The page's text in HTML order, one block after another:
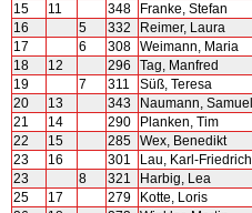
15
11 348 Franke, Stefan
16
5 332 Reimer, Laura
17
6 308 Weimann, Maria
18
12 296 Tag, Manfred
19
7 311 Süß, Teresa
20
13 343 Naumann, Samuel
21
14 290 Planken, Tim
22
15 285 Wex, Benedikt
23
16 301 Lau, Karl-Friedrich
23
8 321 Harbig, Lea
25
17 279 Kotte, Loris